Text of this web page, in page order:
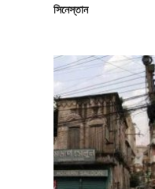
সিনেস্তান